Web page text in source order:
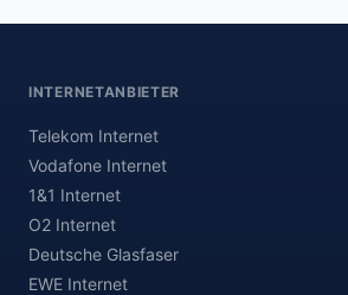
INTERNETANBIETER
Telekom Internet
Vodafone Internet
1&1 Internet
O2 Internet
Deutsche Glasfaser
EWE Internet